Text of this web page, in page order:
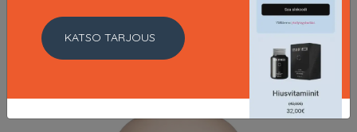
KATSO TARJOUS